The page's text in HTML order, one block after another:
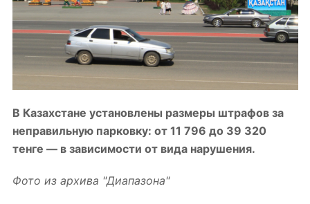
В Казахстане установлены размеры штрафов за
неправильную парковку: от 11 796 до 39 320
тенге — в зависимости от вида нарушения.
Фото из архива "Диапазона"